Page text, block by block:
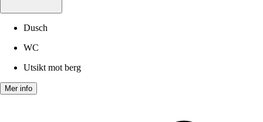
Dusch
WC
Utsikt mot berg
Mer info